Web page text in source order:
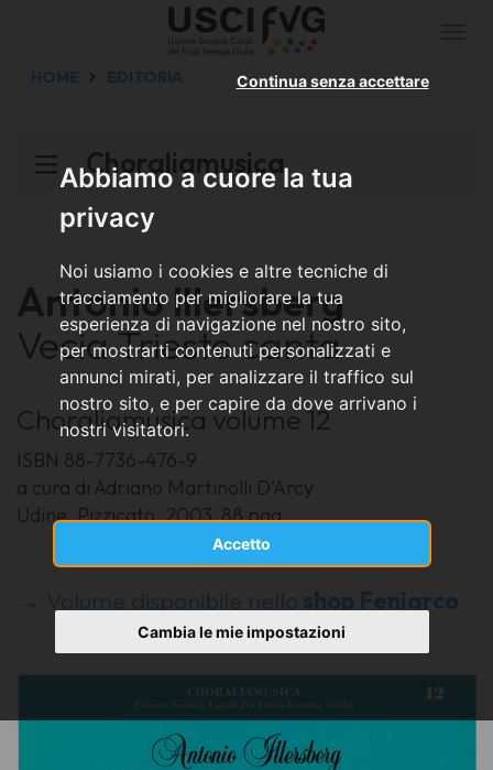
Abbiamo a cuore la tua
privacy
Noi usiamo i cookies e altre tecniche di
tracciamento per migliorare la tua
esperienza di navigazione nel nostro sito,
per mostrarti contenuti personalizzati e
annunci mirati, per analizzare il traffico sul
nostro sito, e per capire da dove arrivano i
nostri visitatori.
Accetto
Continua senza accettare
Cambia le mie impostazioni
HOME EDITORIA
Choraliamusica
Antonio Illersberg
Vecia Trieste canta
Choraliamusica volume 12
ISBN 88-7736-476-9
a cura di Adriano Martinolli D'Arcy
Udine, Pizzicato, 2003, 88 pag.
→ Volume disponibile nello shop Feniarco